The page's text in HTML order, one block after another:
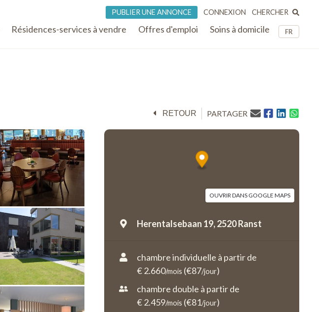
FR
Résidences-services à vendre Offres d'emploi Soins à domicile
PUBLIER UNE ANNONCE CONNEXION CHERCHER
RETOUR PARTAGER
OUVRIR DANS GOOGLE MAPS
Herentalsebaan 19,2520 Ranst
chambre individuelle à partir de
€ 2.660/mois (€87/jour)
chambre double à partir de
€ 2.459/mois (€81/jour)